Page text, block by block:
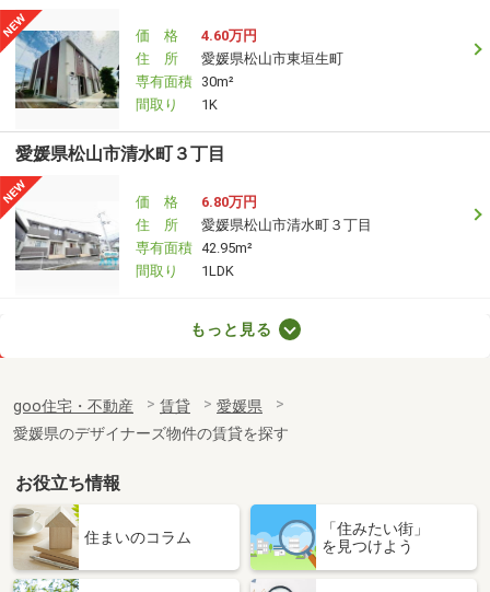
価 格
4.60万円
住 所
愛媛県松山市東垣生町
専有面積 30m²
間取り
1K
愛媛県松山市清水町３丁目
価 格
6.80万円
住 所
愛媛県松山市清水町３丁目
専有面積 42.95m²
間取り
1LDK
専有面積
22.35m²
間取り
1K
愛媛県松山市桑原５丁目
価 格
6.35万円
愛媛県松山市桑原５丁目
専有面積 40m²
もっと見る
goo住宅・不動産 賃貸
愛媛県
愛媛県のデザイナーズ物件の賃貸を探す
お役立ち情報
住まいのコラム
「住みたい街」
を見つけよう